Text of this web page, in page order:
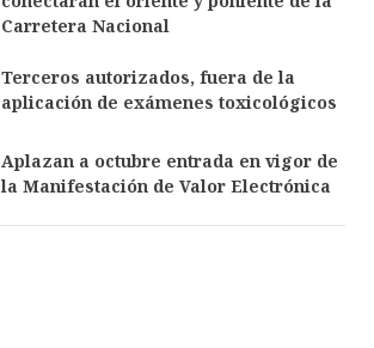
Carretera Nacional
Terceros autorizados, fuera de la
aplicación de exámenes toxicológicos
Aplazan a octubre entrada en vigor de
la Manifestación de Valor Electrónica